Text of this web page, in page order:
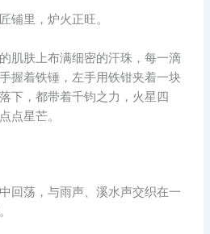
铺里，炉火正旺。
肌肤上布满细密的汗珠，每一滴
握着铁锤，左手用铁钳夹着一块
下，都带着千钧之力，火星四
点星芒。
回荡，与雨声、溪水声交织在一